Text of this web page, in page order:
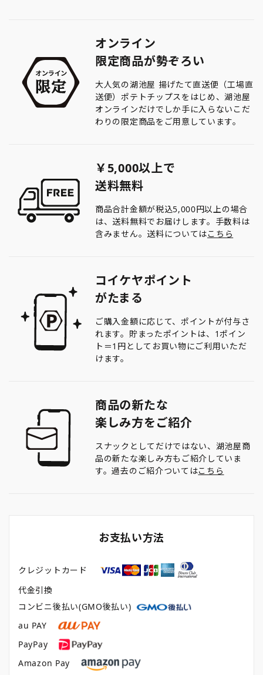
オンライン
限定商品が勢ぞろい
大人気の湖池屋 揚げたて直送便（工場直
送便）ポテトチップスをはじめ、湖池屋
オンラインだけでしか手に入らないこだ
わりの限定商品をご用意しています。
￥5,000以上で
送料無料
商品合計金額が税込5,000円以上の場合
は、送料無料でお届けします。手数料は
含みません。送料についてはこちら
コイケヤポイント
がたまる
ご購入金額に応じて、ポイントが付与さ
れます。貯まったポイントは、1ポイン
ト＝1円としてお買い物にご利用いただ
けます。
商品の新たな
楽しみ方をご紹介
スナックとしてだけではない、湖池屋商
品の新たな楽しみ方もご紹介していま
す。過去のご紹介ついてはこちら
お支払い方法
クレジットカード
代金引換
コンビニ後払い(GMO後払い)
au PAY
PayPay
Amazon Pay